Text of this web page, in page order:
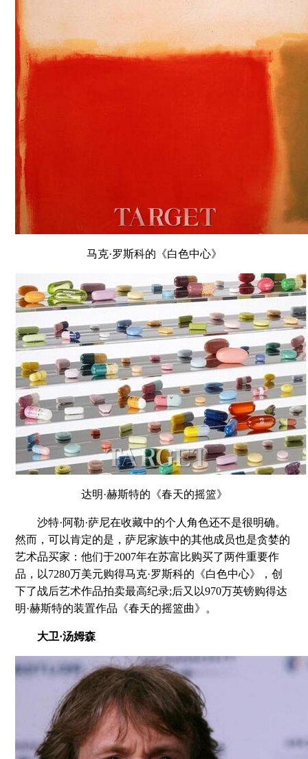
马克·罗斯科的《白色中心》
达明·赫斯特的《春天的摇篮》
沙特·阿勒·萨尼在收藏中的个人角色还不是很明确。
然而，可以肯定的是，萨尼家族中的其他成员也是贪婪的
艺术品买家：他们于2007年在苏富比购买了两件重要作
品，以7280万美元购得马克·罗斯科的《白色中心》，创
下了战后艺术作品拍卖最高纪录;后又以970万英镑购得达
明·赫斯特的装置作品《春天的摇篮曲》。
大卫·汤姆森